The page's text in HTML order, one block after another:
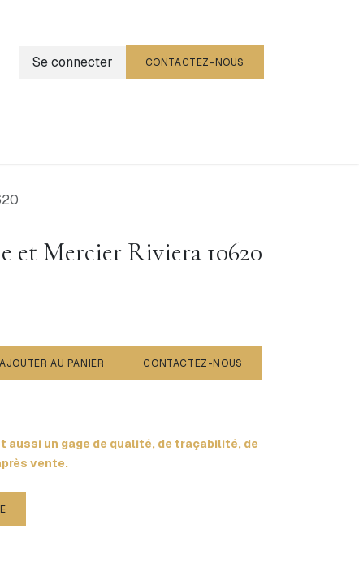
Se connecter CONTACTEZ-NOUS
et Mercier Riviera 10620
AJOUTER AU PANIER CONTACTEZ-NOUS
aussi un gage de qualité, de traçabilité, de
vente.